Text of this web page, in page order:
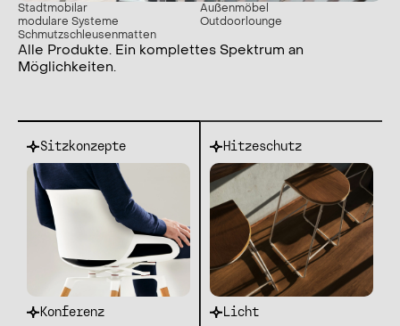
Stadtmobilar
Außenmöbel
modulare Systeme
Outdoorlounge
Schmutzschleusenmatten
Alle Produkte. Ein komplettes Spektrum an
Möglichkeiten.
Sitzkonzepte
Konferenz
Hitzeschutz
Licht